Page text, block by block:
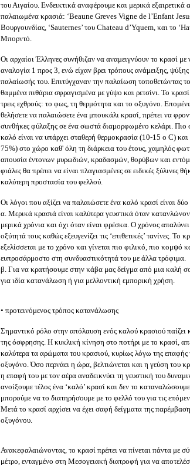
του Αιγαίου. Ενδεικτικά αναφέρουμε και μερικά εξαιρετικά
παλαιωμένα κρασιά: ‘Beaune Greves Vigne de l’Enfant
Βουργουνδίας, ‘Sauternes’ του Chateau d’Yquem, και το
Μπορντό.
Οι αρχαίοι Έλληνες συνήθιζαν να αναμειγνύουν το κρασί με
αναλογία 1 προς 3, ενώ είχαν βρει τρόπους ανάμειξης,
παλαίωσής του. Επιτύγχαναν την παλαίωση τοποθετώντας
θαμμένα πιθάρια σφραγισμένα με γύψο και ρετσίνι. Το κρασί
τρεις εχθρούς: το φως, τη θερμότητα και το οξυγόνο.
θελήσετε να παλαιώσετε ένα μπουκάλι κρασί, πρέπει να
συνθήκες φύλαξης σε ένα σωστά διαμορφωμένο κελάρι. Πιο
καλό είναι να υπάρχει σταθερή θερμοκρασία (10-15 ο C)
75%) στο χώρο καθ' όλη τη διάρκεια του έτους, χαμηλός
απουσία έντονων μυρωδιών, κραδασμών, θορύβων και
φιάλες θα πρέπει να είναι πλαγιασμένες σε ειδικές ξύλινες
καλύτερη προστασία του φελλού.
Οι λόγοι που αξίζει να παλαιώσετε ένα καλό κρασί είναι δύο
α. Μερικά κρασιά είναι καλύτερα γευστικά όταν
μερικά χρόνια και όχι όταν είναι φρέσκα. Ο χρόνος
οξύτητά τους καθώς εξευγενίζει τις ‘επιθετικές’ τανίνες. Το
εξελίσσεται με το χρόνο και γίνεται πιο φιλικό, πιο κομψό
ευπροσάρμοστο στη συνδυαστικότητά του με άλλα τρόφιμα.
β. Για να κρατήσουμε στην κάβα μας δείγμα από μια καλή
για ιδία κατανάλωση ή για μελλοντική εμπορική χρήση.
• προτεινόμενος τρόπος κατανάλωσης
Σημαντικό ρόλο στην απόλαυση ενός καλού κρασιού παίζει
της όσφρησης. Η κυκλική κίνηση στο ποτήρι με το κρασί,
καλύτερα τα αρώματα του κρασιού, κυρίως λόγω της επαφής
οξυγόνο. Όσο περνάει η ώρα, βελτιώνεται και η γεύση του
η επαφή του με τον αέρα αναδεικνύει τη γευστική του
ανοίξουμε τέλος ένα ‘καλό’ κρασί και δεν το
μπορούμε να το διατηρήσουμε με το φελλό του για τις
Μετά το κρασί αρχίσει να έχει σαφή δείγματα της
οξυγόνου.
Ανακεφαλαιώνοντας, το κρασί πρέπει να πίνεται πάντα με
μέτρο, ενταγμένο στη Μεσογειακή διατροφή για να